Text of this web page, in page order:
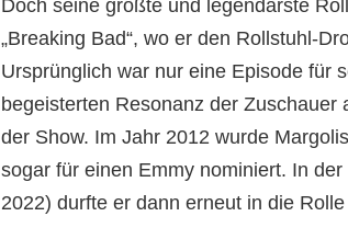
Doch seine größte und legendärste
„Breaking Bad“, wo er den Rollstuhl-
Ursprünglich war nur eine Episode für
begeisterten Resonanz der
der Show. Im Jahr 2012 wurde
sogar für einen Emmy nominiert. In
2022) durfte er dann erneut in die